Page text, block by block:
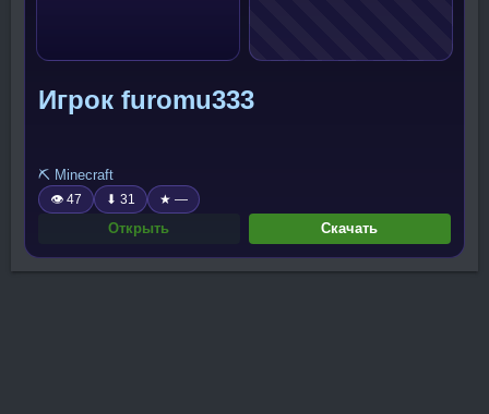
Игрок furomu333
⛏️ Minecraft
👁 47 ⬇ 31 ★ —
Открыть Скачать